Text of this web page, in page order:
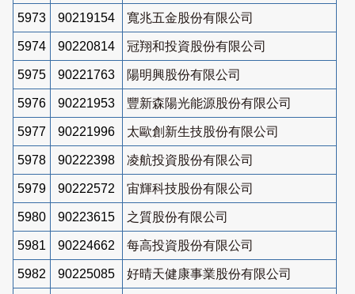
5973 90219154 寬兆五金股份有限公司
5974 90220814 冠翔和投資股份有限公司
5975 90221763 陽明興股份有限公司
5976 90221953 豐新森陽光能源股份有限公司
5977 90221996 太歐創新生技股份有限公司
5978 90222398 凌航投資股份有限公司
5979 90222572 宙輝科技股份有限公司
5980 90223615 之質股份有限公司
5981 90224662 每高投資股份有限公司
5982 90225085 好晴天健康事業股份有限公司